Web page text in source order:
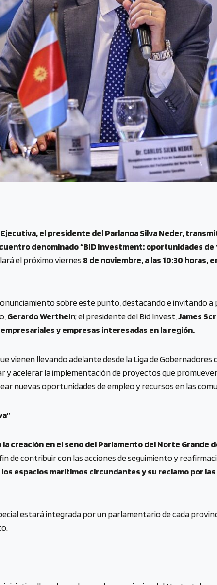
el presidente del Parlanoa Silva Neder,
denominado “BID Investment: oportunidades
el próximo viernes 8 de noviembre, a las 10:30 horas,
sobre este punto, destacando e invitando
Gerardo Werthein; el presidente del Bid Invest, James
y empresas interesadas en la región.
vienen llevando adelante desde la Liga de Gobernadores
acelerar la implementación de proyectos que
nuevas oportunidades de empleo y recursos en las
creación en el seno del Parlamento del Norte Grande
fin de contribuir con las acciones de seguimiento y
los espacios marítimos circundantes y su reclamo por
estará integrada por un parlamentario de cada